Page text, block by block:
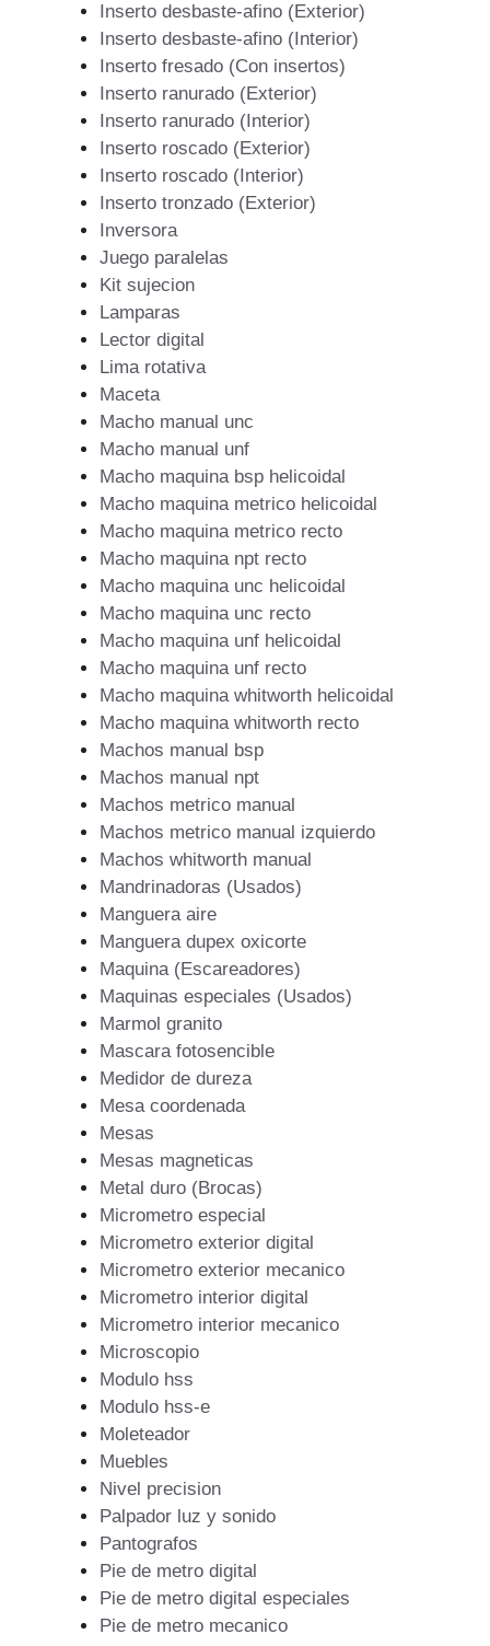
Inserto desbaste-afino (Exterior)
Inserto desbaste-afino (Interior)
Inserto fresado (Con insertos)
Inserto ranurado (Exterior)
Inserto ranurado (Interior)
Inserto roscado (Exterior)
Inserto roscado (Interior)
Inserto tronzado (Exterior)
Inversora
Juego paralelas
Kit sujecion
Lamparas
Lector digital
Lima rotativa
Maceta
Macho manual unc
Macho manual unf
Macho maquina bsp helicoidal
Macho maquina metrico helicoidal
Macho maquina metrico recto
Macho maquina npt recto
Macho maquina unc helicoidal
Macho maquina unc recto
Macho maquina unf helicoidal
Macho maquina unf recto
Macho maquina whitworth helicoidal
Macho maquina whitworth recto
Machos manual bsp
Machos manual npt
Machos metrico manual
Machos metrico manual izquierdo
Machos whitworth manual
Mandrinadoras (Usados)
Manguera aire
Manguera dupex oxicorte
Maquina (Escareadores)
Maquinas especiales (Usados)
Marmol granito
Mascara fotosencible
Medidor de dureza
Mesa coordenada
Mesas
Mesas magneticas
Metal duro (Brocas)
Micrometro especial
Micrometro exterior digital
Micrometro exterior mecanico
Micrometro interior digital
Micrometro interior mecanico
Microscopio
Modulo hss
Modulo hss-e
Moleteador
Muebles
Nivel precision
Palpador luz y sonido
Pantografos
Pie de metro digital
Pie de metro digital especiales
Pie de metro mecanico